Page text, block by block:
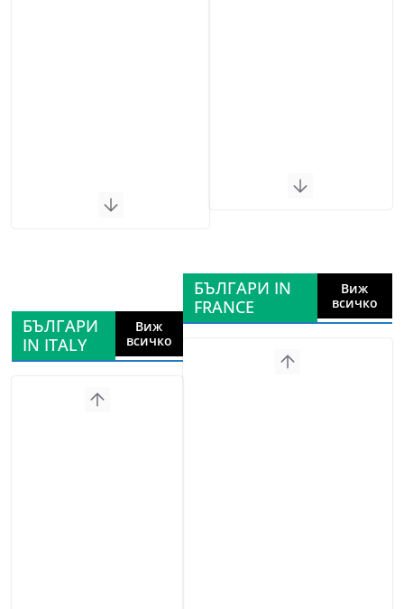
БЪЛГАРИ
IN ITALY
Виж
всичко
БЪЛГАРИ IN
FRANCE
Виж
всичко